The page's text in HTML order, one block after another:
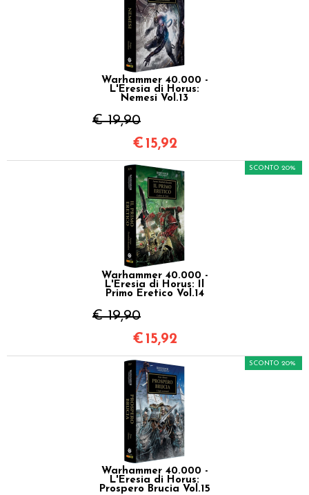
Warhammer 40.000 -
L'Eresia di Horus:
Nemesi Vol.13
€ 19,90
€ 15,92
Warhammer 40.000 -
L'Eresia di Horus: Il
Primo Eretico Vol.14
€ 19,90
SCONTO 20%
€ 15,92
Warhammer 40.000 -
L'Eresia di Horus:
Prospero Brucia Vol.15
SCONTO 20%